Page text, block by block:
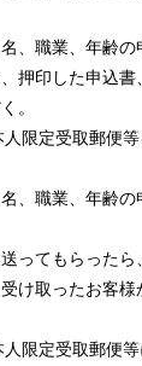
、職業、年齢の
押印した申込
。
人限定受取郵便
、職業、年齢の
ってもらった
け取ったお客
人限定受取郵便